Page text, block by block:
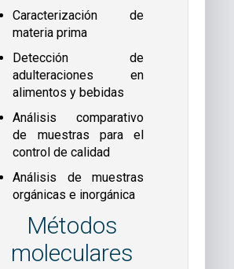
Caracterización de
materia prima
Detección de
adulteraciones en
alimentos y bebidas
Análisis comparativo
de muestras para el
control de calidad
Análisis de muestras
orgánicas e inorgánica
Métodos
moleculares